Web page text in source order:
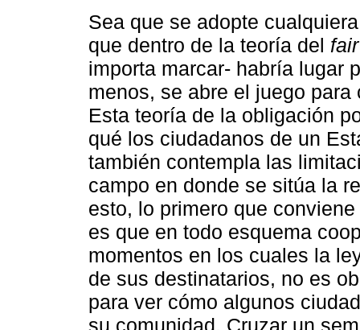
Sea que se adopte
que dentro de la teoría del
importa marcar- habría lugar
menos, se abre el juego
Esta teoría de la obligación
qué los ciudadanos de un
también contempla las
campo en donde se sitúa la
esto, lo primero que
es que en todo esquema
momentos en los cuales la
de sus destinatarios, no es
para ver cómo algunos
su comunidad. Cruzar un